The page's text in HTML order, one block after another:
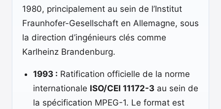
1980, principalement au sein de l’Institut
Fraunhofer-Gesellschaft en Allemagne, sous
la direction d’ingénieurs clés comme
Karlheinz Brandenburg.
1993 : Ratification officielle de la norme
internationale ISO/CEI 11172-3 au sein de
la spécification MPEG-1. Le format est